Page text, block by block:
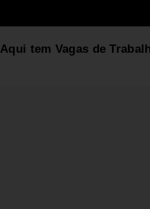
Aqui tem Vagas de